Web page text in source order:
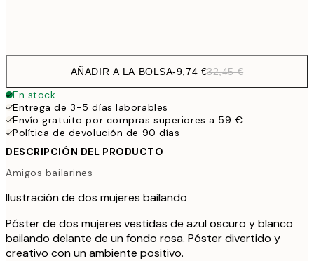
AÑADIR A LA BOLSA-9,74 €32,45 €
En stock
Entrega de 3-5 días laborables
Envío gratuito por compras superiores a 59 €
Política de devolución de 90 días
DESCRIPCIÓN DEL PRODUCTO
Amigos bailarines
Ilustración de dos mujeres bailando
Póster de dos mujeres vestidas de azul oscuro y blanco
bailando delante de un fondo rosa. Póster divertido y
creativo con un ambiente positivo.